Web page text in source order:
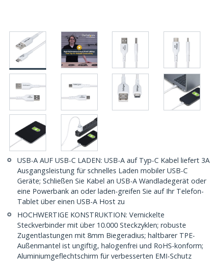
USB-A AUF USB-C LADEN: USB-A auf Typ-C Kabel liefert 3A
Ausgangsleistung für schnelles Laden mobiler USB-C
Geräte; Schließen Sie Kabel an USB-A Wandladegerät oder
eine Powerbank an oder laden-greifen Sie auf Ihr Telefon-
Tablet über einen USB-A Host zu
HOCHWERTIGE KONSTRUKTION: Vernickelte
Steckverbinder mit über 10.000 Steckzyklen; robuste
Zugentlastungen mit 8mm Biegeradius; haltbarer TPE-
Außenmantel ist ungiftig, halogenfrei und RoHS-konform;
Aluminiumgeflechtschirm für verbesserten EMI-Schutz